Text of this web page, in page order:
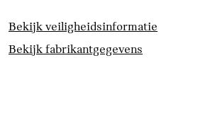
Bekijk veiligheidsinformatie
Bekijk fabrikantgegevens